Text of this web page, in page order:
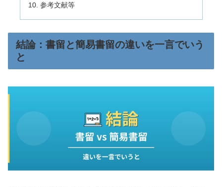
参考文献等
結論：書留と簡易書留の違いを一言でいう
と